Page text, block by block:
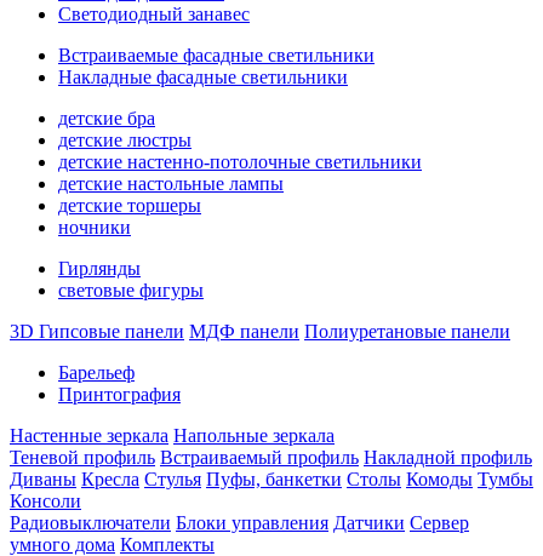
Светодиодный занавес
Встраиваемые фасадные светильники
Накладные фасадные светильники
детские бра
детские люстры
детские настенно-потолочные светильники
детские настольные лампы
детские торшеры
ночники
Гирлянды
световые фигуры
3D Гипсовые панели МДФ панели Полиуретановые панели
Барельеф
Принтография
Настенные зеркала Напольные зеркала
Теневой профиль Встраиваемый профиль Накладной профиль
Диваны Кресла Стулья Пуфы, банкетки Столы Комоды Тумбы
Консоли
Радиовыключатели Блоки управления Датчики Сервер
умного дома Комплекты